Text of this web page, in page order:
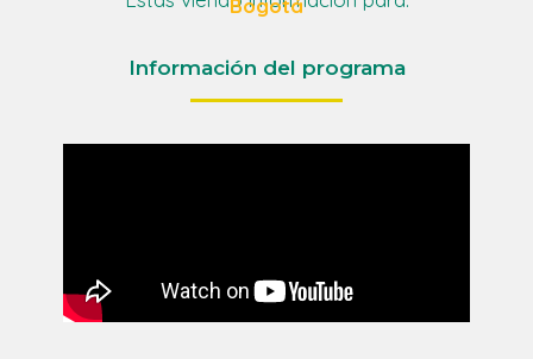
Bogotá
Información del programa